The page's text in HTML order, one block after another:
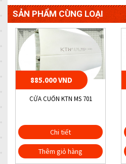
SẢN PHẨM CÙNG LOẠI
885.000 VND
CỬA CUỐN KTN MS 701
Chi tiết
Thêm giỏ hàng